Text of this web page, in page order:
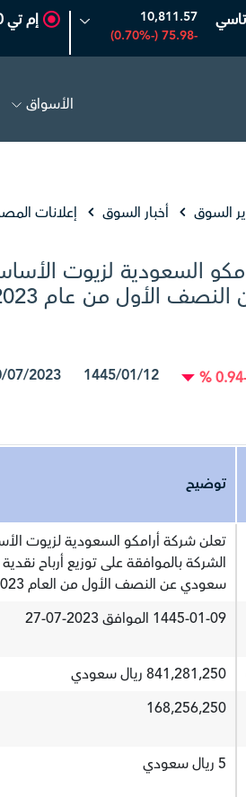
تاسي
10,811.57
-75.98 (-0.70%)
إم تي 30
الأسواق
السوق أخبار السوق إعلانات
السعودية لزيوت
الأول من عام 2023.
-
1445/01/12 30/07/2023 09:23:05
توضيح
تعلن شركة أرامكو السعودية لزيوت
سعودي عن النصف الأول من العام 2023م
1445-01-09 الموافق 2023-07-27
841,281,250 ريال سعودي
168,256,250
5 ريال سعودي